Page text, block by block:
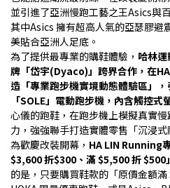
並引進了亞洲慢跑工藝之王Asics與
其中Asics 擁有超高人氣的亞瑟膠避
美貼合亞洲人足底。
為了提供最專業的購鞋體驗， 哈林
牌「岱宇(Dyaco)」跨界合作，在
造「專業跑步機實境動態體驗區」
「SOLE」電動跑步機，內含觸控式
心儀的跑鞋，在跑步機上模擬真實
力，強強聯手打造實體零售「沉浸式
為歡慶改裝開幕， HA LIN Running
$3,600 折$300、滿 $5,500 折 $500
的是，只要購買鞋款的「原價金額